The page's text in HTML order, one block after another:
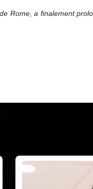
Rome, a finalement